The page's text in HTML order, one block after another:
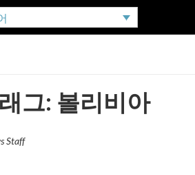
그: 볼리비아
Staff